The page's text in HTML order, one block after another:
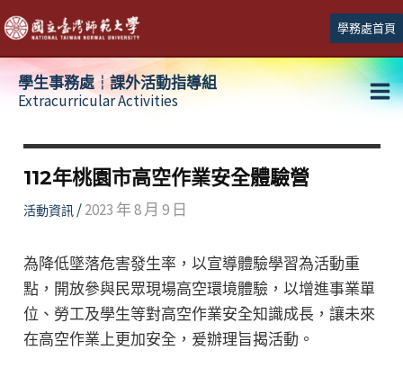
跳
至
主
學務處首頁
學生事務處┆課外活動指導組
Extracurricular Activities
112年桃園市高空作業安全體驗營
活動資訊/2023 年 8 月 9 日
為降低墜落危害發生率，以宣導體驗學習為活動重
點，開放參與民眾現場高空環境體驗，以增進事業單
位、勞工及學生等對高空作業安全知識成長，讓未來
在高空作業上更加安全，爰辦理旨揭活動。